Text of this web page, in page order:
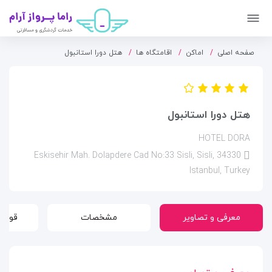
صفحه اصلی اماکن اقامتگاه ها هتل دورا استانبول
هتل دورا استانبول
HOTEL DORA
Eskisehir Mah. Dolapdere Cad No:33 Sisli, Sisli, 34330
Istanbul, Turkey
معرفی و تصاویر مشخصات